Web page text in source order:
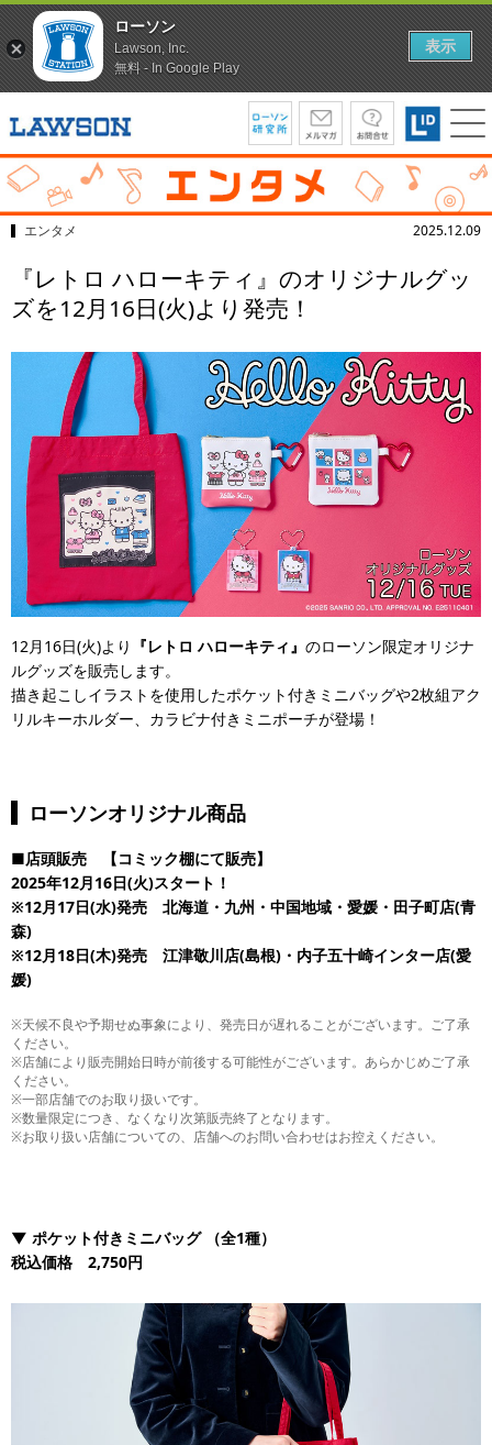
エンタメ 2025.12.09
『レトロ ハローキティ』のオリジナルグッ
ズを12月16日(火)より発売！
12月16日(火)より 『レトロ ハローキティ』 のローソン限定オリジナ
ルグッズを販売します。
描き起こしイラストを使用したポケット付きミニバッグや2枚組アク
リルキーホルダー、カラビナ付きミニポーチが登場！
ローソンオリジナル商品
■店頭販売 【コミック棚にて販売】
2025年12月16日(火)スタート！
※12月17日(水)発売 北海道・九州・中国地域・愛媛・田子町店(青
森)
※12月18日(木)発売 江津敬川店(島根)・内子五十崎インター店(愛
媛)
※天候不良や予期せぬ事象により、発売日が遅れることがございます。ご了承
ください。
※店舗により販売開始日時が前後する可能性がございます。あらかじめご了承
ください。
※一部店舗でのお取り扱いです。
※数量限定につき、なくなり次第販売終了となります。
※お取り扱い店舗についての、店舗へのお問い合わせはお控えください。
▼ ポケット付きミニバッグ
（全1種）
税込価格 2,750円
ローソン
Lawson, Inc.
無料 - In Google Play
表示